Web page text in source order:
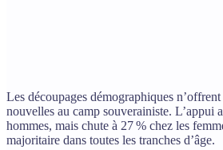
Les découpages démographiques
nouvelles au camp souverainiste. L’appui
hommes, mais chute à 27 % chez les
majoritaire dans toutes les tranches d’âge.